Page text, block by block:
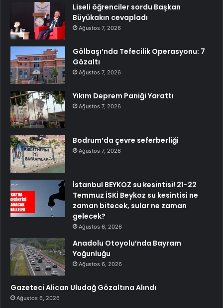
Liseli öğrenciler sordu Başkan
Büyükakın cevapladı
Ağustos 7, 2026
Gölbaşı’nda Tefecilik Operasyonu: 7
Gözaltı
Ağustos 7, 2026
Yıkım Deprem Paniği Yarattı
Ağustos 7, 2026
Bodrum’da çevre seferberliği
Ağustos 7, 2026
İstanbul BEYKOZ su kesintisi! 21-22
Temmuz İSKİ Beykoz su kesintisi ne
zaman bitecek, sular ne zaman
gelecek?
Ağustos 6, 2026
Anadolu Otoyolu’nda Bayram
Yoğunluğu
Ağustos 6, 2026
Gazeteci Alican Uludağ Gözaltına Alındı
Ağustos 6, 2026